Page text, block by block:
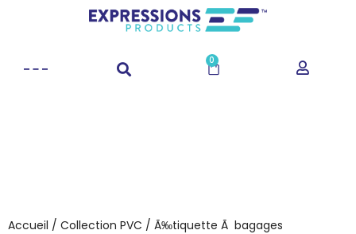
0
Accueil / Collection PVC / Ã‰tiquette Ã bagages